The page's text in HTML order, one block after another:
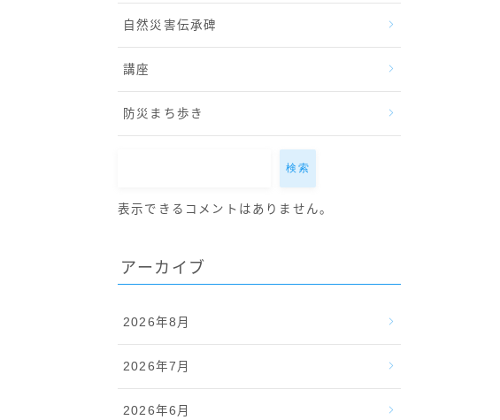
自然災害伝承碑
講座
防災まち歩き
検索
表示できるコメントはありません。
アーカイブ
2026年8月
2026年7月
2026年6月